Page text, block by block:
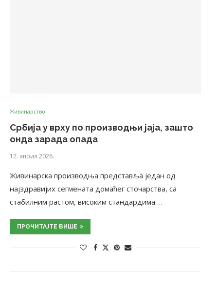
Живинарство
Србија у врху по производњи јаја, зашто
онда зарада опада
12. април 2026.
Живинарска производња представља један од
најздравијих сегмената домаћег сточарства, са
стабилним растом, високим стандардима …
ПРОЧИТАЈТЕ ВИШЕ